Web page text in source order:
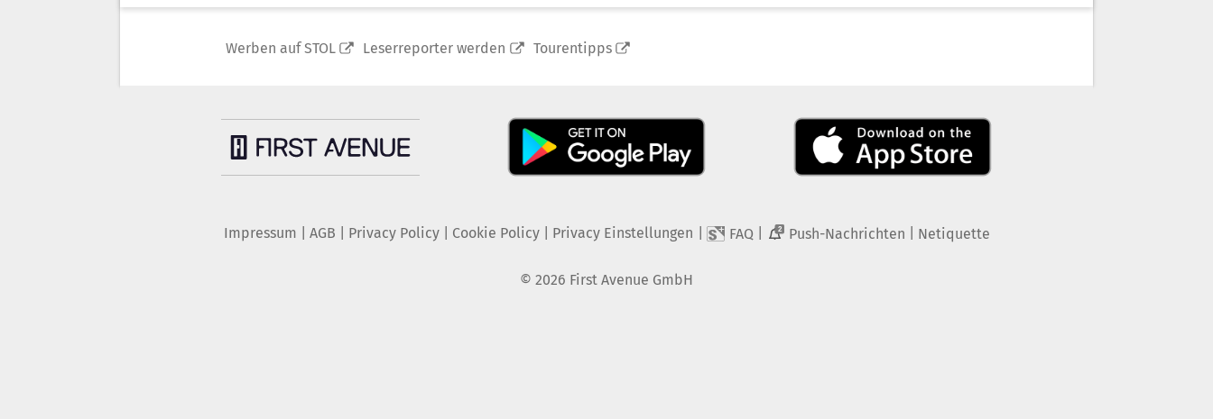
Werben auf STOL Leserreporter werden Tourentipps
Impressum AGB Privacy Policy| Cookie Policy| Privacy Einstellungen FAQ 2 Push-Nachrichten Netiquette
© 2026 First Avenue GmbH